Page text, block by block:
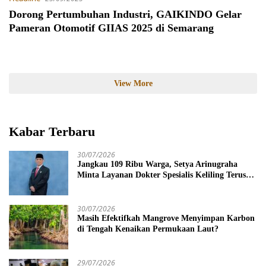
Dorong Pertumbuhan Industri, GAIKINDO Gelar
Pameran Otomotif GIIAS 2025 di Semarang
View More
Kabar Terbaru
30/07/2026
Jangkau 109 Ribu Warga, Setya Arinugraha
Minta Layanan Dokter Spesialis Keliling Terus
30/07/2026
Masih Efektifkah Mangrove Menyimpan Karbon
di Tengah Kenaikan Permukaan Laut?
29/07/2026